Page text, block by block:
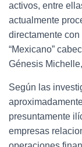
activos, entre
actualmente
directamente
“Mexicano”
Génesis
Según las
presuntamente
empresas